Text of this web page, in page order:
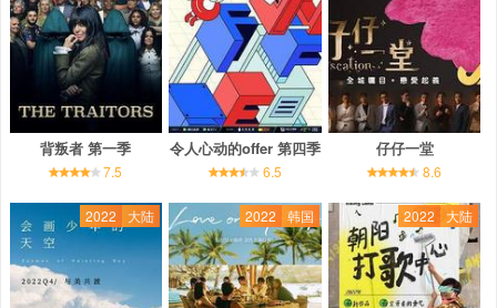
背叛者 第一季
7.5
令人心动的offer 第四季
6.5
仔仔一堂
8.6
2022 大陆 2022 韩国 2022 大陆